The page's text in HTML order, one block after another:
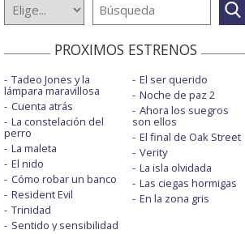
PROXIMOS ESTRENOS
Tadeo Jones y la
lámpara maravillosa
Cuenta atrás
La constelación del
perro
La maleta
El nido
Cómo robar un banco
Resident Evil
Trinidad
Sentido y sensibilidad
El ser querido
Noche de paz 2
Ahora los suegros
son ellos
El final de Oak Street
Verity
La isla olvidada
Las ciegas hormigas
En la zona gris